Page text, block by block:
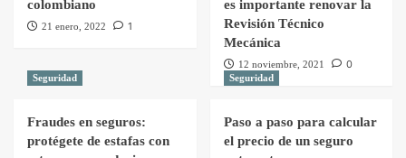
colombiano
21 enero, 2022 1
es importante renovar la
Revisión Técnico
Mecánica
12 noviembre, 2021 0
Seguridad
Fraudes en seguros:
protégete de estafas con
Seguridad
Paso a paso para calcular
el precio de un seguro